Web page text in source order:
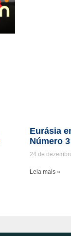
Eurásia
Número 3
24 de
Leia mais »